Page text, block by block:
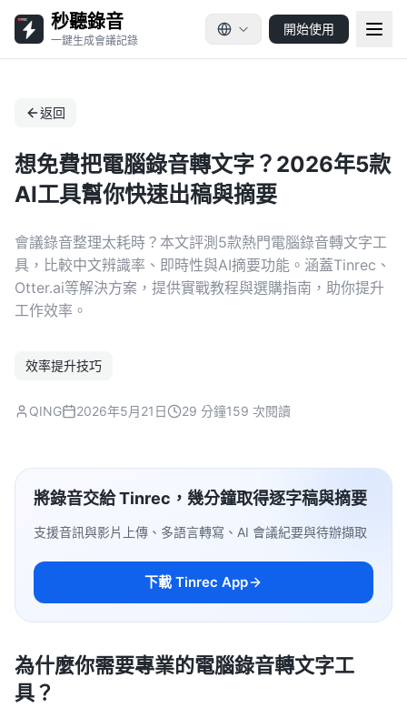
秒聽錄音
一鍵生成會議記錄
開始使用
返回
想免費把電腦錄音轉文字？2026年5款
AI工具幫你快速出稿與摘要
會議錄音整理太耗時？本文評測5款熱門電腦錄音轉文字工
具，比較中文辨識率、即時性與AI摘要功能。涵蓋Tinrec、
Otter.ai等解決方案，提供實戰教程與選購指南，助你提升
工作效率。
效率提升技巧
QING 2026年5月21日 29 分鐘159 次閱讀
將錄音交給 Tinrec，幾分鐘取得逐字稿與摘要
支援音訊與影片上傳、多語言轉寫、AI 會議紀要與待辦擷取
下載 Tinrec App
為什麼你需要專業的電腦錄音轉文字工
具？